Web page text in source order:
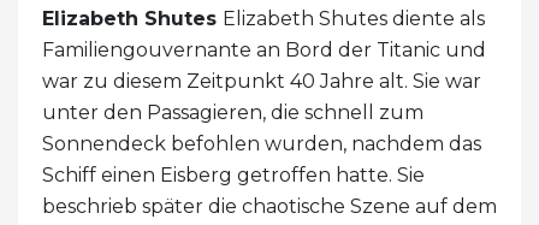
Elizabeth Shutes Elizabeth Shutes diente als
Familiengouvernante an Bord der Titanic und
war zu diesem Zeitpunkt 40 Jahre alt. Sie war
unter den Passagieren, die schnell zum
Sonnendeck befohlen wurden, nachdem das
Schiff einen Eisberg getroffen hatte. Sie
beschrieb später die chaotische Szene auf dem